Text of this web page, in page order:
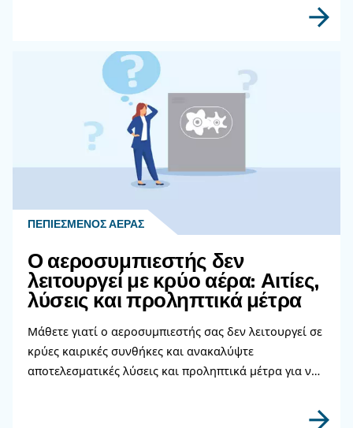
Διαβάστε περισσότερα
θέματα